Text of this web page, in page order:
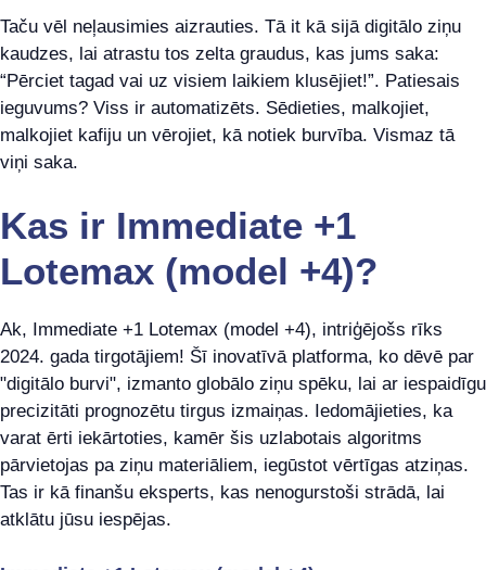
Taču vēl neļausimies aizrauties. Tā it kā sijā digitālo ziņu
kaudzes, lai atrastu tos zelta graudus, kas jums saka:
“Pērciet tagad vai uz visiem laikiem klusējiet!”. Patiesais
ieguvums? Viss ir automatizēts. Sēdieties, malkojiet,
malkojiet kafiju un vērojiet, kā notiek burvība. Vismaz tā
viņi saka.
Kas ir Immediate +1
Lotemax (model +4)?
Ak, Immediate +1 Lotemax (model +4), intriģējošs rīks
2024. gada tirgotājiem! Šī inovatīvā platforma, ko dēvē par
"digitālo burvi", izmanto globālo ziņu spēku, lai ar iespaidīgu
precizitāti prognozētu tirgus izmaiņas. Iedomājieties, ka
varat ērti iekārtoties, kamēr šis uzlabotais algoritms
pārvietojas pa ziņu materiāliem, iegūstot vērtīgas atziņas.
Tas ir kā finanšu eksperts, kas nenogurstoši strādā, lai
atklātu jūsu iespējas.